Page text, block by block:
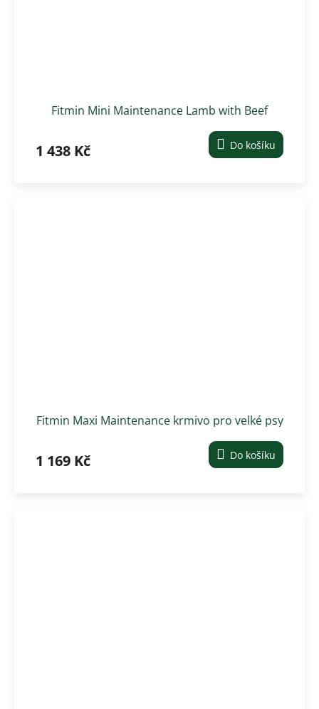
Fitmin Mini Maintenance Lamb with Beef
1 438 Kč Do košíku
Fitmin Maxi Maintenance krmivo pro velké psy
1 169 Kč Do košíku